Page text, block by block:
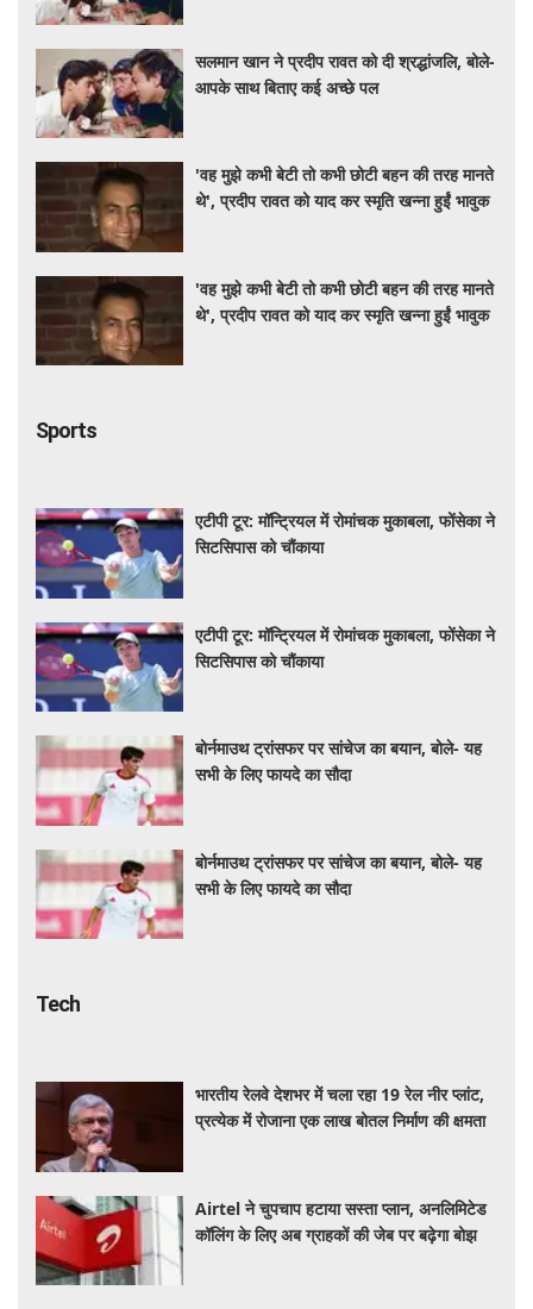
सलमान खान ने प्रदीप रावत को दी श्रद्धांजलि, बोले-
आपके साथ बिताए कई अच्छे पल
'वह मुझे कभी बेटी तो कभी छोटी बहन की तरह मानते
थे', प्रदीप रावत को याद कर स्मृति खन्ना हुईं भावुक
'वह मुझे कभी बेटी तो कभी छोटी बहन की तरह मानते
थे', प्रदीप रावत को याद कर स्मृति खन्ना हुईं भावुक
Sports
एटीपी टूर: मॉन्ट्रियल में रोमांचक मुकाबला, फोंसेका ने
सिटसिपास को चौंकाया
एटीपी टूर: मॉन्ट्रियल में रोमांचक मुकाबला, फोंसेका ने
सिटसिपास को चौंकाया
बोर्नमाउथ ट्रांसफर पर सांचेज का बयान, बोले- यह
सभी के लिए फायदे का सौदा
बोर्नमाउथ ट्रांसफर पर सांचेज का बयान, बोले- यह
सभी के लिए फायदे का सौदा
Tech
भारतीय रेलवे देशभर में चला रहा 19 रेल नीर प्लांट,
प्रत्येक में रोजाना एक लाख बोतल निर्माण की क्षमता
Airtel ने चुपचाप हटाया सस्ता प्लान, अनलिमिटेड
कॉलिंग के लिए अब ग्राहकों की जेब पर बढ़ेगा बोझ